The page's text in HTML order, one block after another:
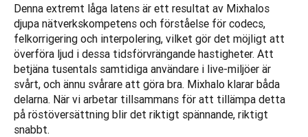
Denna extremt låga latens är ett resultat av Mixhalos
djupa nätverkskompetens och förståelse för codecs,
felkorrigering och interpolering, vilket gör det möjligt att
överföra ljud i dessa tidsförvrängande hastigheter. Att
betjäna tusentals samtidiga användare i live-miljöer är
svårt, och ännu svårare att göra bra. Mixhalo klarar båda
delarna. När vi arbetar tillsammans för att tillämpa detta
på röstöversättning blir det riktigt spännande, riktigt
snabbt.